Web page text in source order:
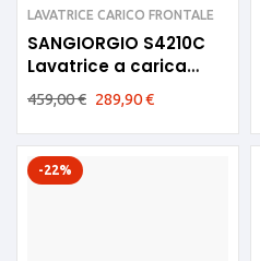
LAVATRICE CARICO FRONTALE
SANGIORGIO S4210C
Lavatrice a carica
frontale 5kg
meccanica Classe C
459,00€ 289,90€
-22%